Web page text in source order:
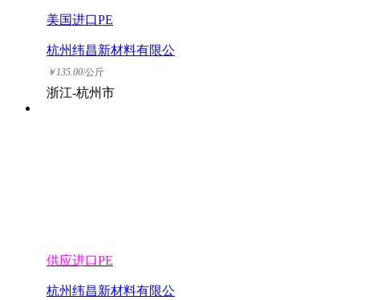
美国进口PE
杭州纬昌新材料有限公
司
￥135.00/公斤
浙江-杭州市
供应进口PE
杭州纬昌新材料有限公